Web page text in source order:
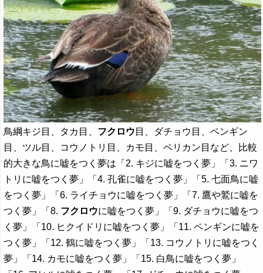
鳥綱キジ目、タカ目、 フクロウ 目、ダチョウ目、ペンギン
目、ツル目、コウノトリ目、カモ目、ペリカン目など、比較
的大きな鳥に嘘をつく夢は「2. キジに嘘をつく夢」「3. ニワ
トリに嘘をつく夢」「4. 孔雀に嘘をつく夢」「5. 七面鳥に嘘
をつく夢」「6. ライチョウに嘘をつく夢」「7. 鷹や鷲に嘘を
つく夢」「8. フクロウに嘘をつく夢」「9. ダチョウに嘘をつ
く夢」「10. ヒクイドリに嘘をつく夢」「11. ペンギンに嘘を
つく夢」「12. 鶴に嘘をつく夢」「13. コウノトリに嘘をつく
夢」「14. カモに嘘をつく夢」「15. 白鳥に嘘をつく夢」